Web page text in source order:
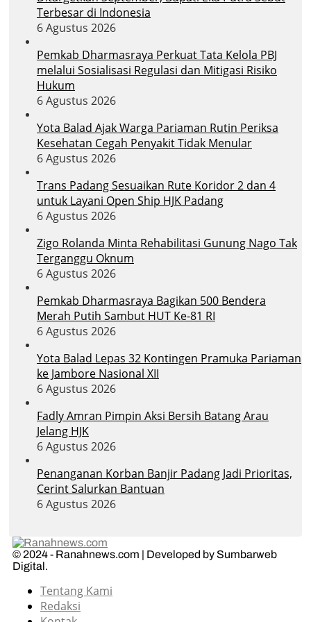
Terbesar di Indonesia
6 Agustus 2026
Pemkab Dharmasraya Perkuat Tata Kelola PBJ
melalui Sosialisasi Regulasi dan Mitigasi Risiko
Hukum
6 Agustus 2026
Yota Balad Ajak Warga Pariaman Rutin Periksa
Kesehatan Cegah Penyakit Tidak Menular
6 Agustus 2026
Trans Padang Sesuaikan Rute Koridor 2 dan 4
untuk Layani Open Ship HJK Padang
6 Agustus 2026
Zigo Rolanda Minta Rehabilitasi Gunung Nago Tak
Terganggu Oknum
6 Agustus 2026
Pemkab Dharmasraya Bagikan 500 Bendera
Merah Putih Sambut HUT Ke-81 RI
6 Agustus 2026
Yota Balad Lepas 32 Kontingen Pramuka Pariaman
ke Jambore Nasional XII
6 Agustus 2026
Fadly Amran Pimpin Aksi Bersih Batang Arau
Jelang HJK
6 Agustus 2026
Penanganan Korban Banjir Padang Jadi Prioritas,
Cerint Salurkan Bantuan
6 Agustus 2026
© 2024 - Ranahnews.com | Developed by Sumbarweb
Digital.
Tentang Kami
Redaksi